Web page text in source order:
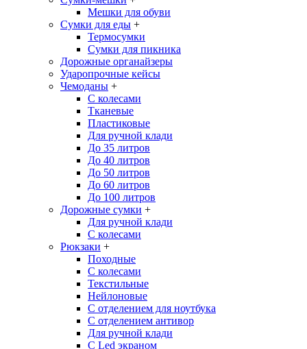
Мешки для обуви
Сумки для еды +
Термосумки
Сумки для пикника
Дорожные органайзеры
Ударопрочные кейсы
Чемоданы +
С колесами
Тканевые
Пластиковые
Для ручной клади
До 35 литров
До 40 литров
До 50 литров
До 60 литров
До 100 литров
Дорожные сумки +
Для ручной клади
С колесами
Рюкзаки +
Походные
С колесами
Текстильные
Нейлоновые
С отделением для ноутбука
С отделением антивор
Для ручной клади
С Led экраном